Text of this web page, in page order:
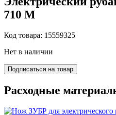
710 М
Код товара: 15559325
Нет в наличии
Подписаться на товар
Расходные